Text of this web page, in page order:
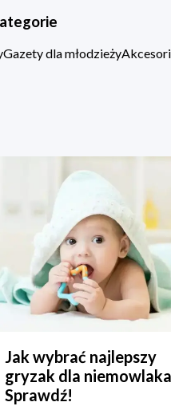
Gazety dla młodzieży
Jak wybrać najlepszy
gryzak dla
Sprawdź!